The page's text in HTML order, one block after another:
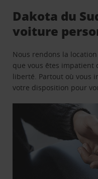
Dakota du
voiture
Nous rendons la
que vous êtes
liberté. Partout où vous
votre disposition pour